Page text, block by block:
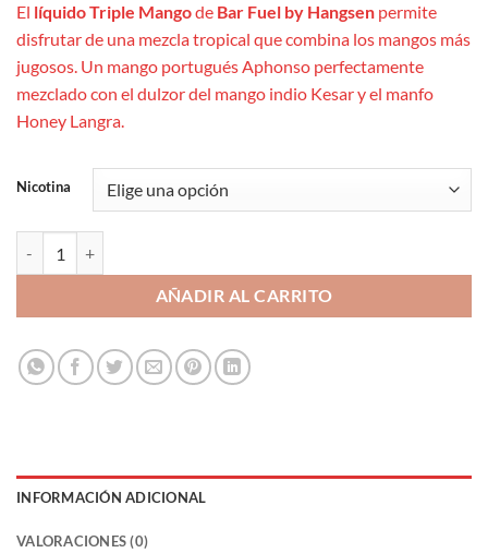
desde
5,90 €
hasta
6,50 €
El líquido Triple Mangode Bar Fuel by Hangsen permite
disfrutar de una mezcla tropical que combina los mangos más
jugosos. Un mango portugués Aphonso perfectamente
mezclado con el dulzor del mango indio Kesar y el manfo
Honey Langra.
Nicotina
AÑADIR AL CARRITO
INFORMACIÓN ADICIONAL
VALORACIONES (0)